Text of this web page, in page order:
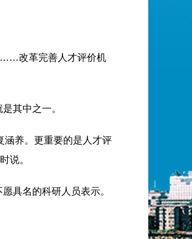
改革完善人才评价机
其中之一。
涵养。更重要的是人才评
说。
具名的科研人员表示。